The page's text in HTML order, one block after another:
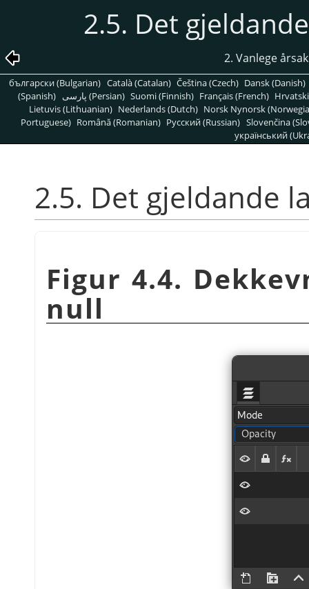
2.5. Det
2. Vanlege
български (Bulgarian) Català (Catalan) Čeština (Czech) Dansk (Danish)
(Spanish)
پارسی (Persian) Suomi (Finnish) Français (French)
Lietuvis (Lithuanian) Nederlands (Dutch) Norsk Nynorsk
Portuguese) Română (Romanian) Pусский (Russian) Slovenčina
український
2.5. Det gjeldande
Figur 4.4.
null